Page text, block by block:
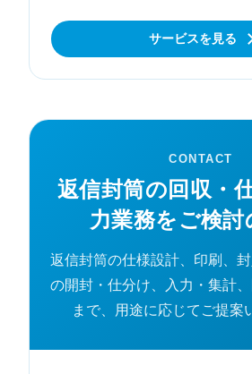
サービスを見る
CONTACT
返信封筒の回収・
力業務をご検討
返信封筒の仕様設計、印刷、
の開封・仕分け、入力・集計
まで、用途に応じてご提案